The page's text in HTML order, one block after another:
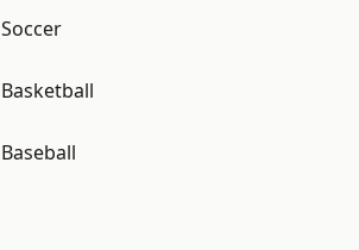
Soccer
Basketball
Baseball